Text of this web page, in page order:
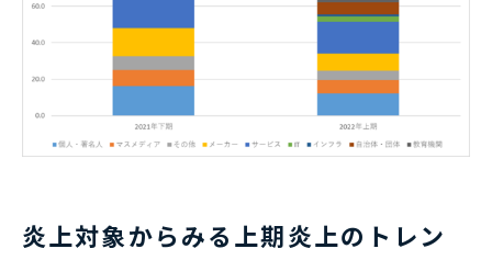
炎上対象からみる上期炎上のトレン